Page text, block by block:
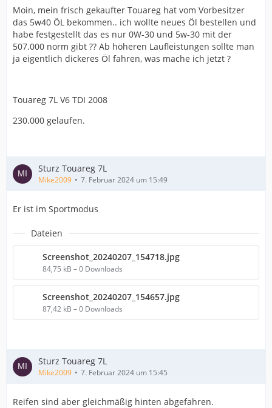
Moin, mein frisch gekaufter Touareg hat vom Vorbesitzer
das 5w40 ÖL bekommen.. ich wollte neues Öl bestellen und
habe festgestellt das es nur 0W-30 und 5w-30 mit der
507.000 norm gibt ?? Ab höheren Laufleistungen sollte man
ja eigentlich dickeres Öl fahren, was mache ich jetzt ?
Touareg 7L V6 TDI 2008
230.000 gelaufen.
Sturz Touareg 7L
Mike2009 7. Februar 2024 um 15:49
Er ist im Sportmodus
Dateien
Screenshot_20240207_154718.jpg
84,75 kB – 0 Downloads
Screenshot_20240207_154657.jpg
87,42 kB – 0 Downloads
Sturz Touareg 7L
Mike2009 7. Februar 2024 um 15:45
Reifen sind aber gleichmäßig hinten abgefahren.